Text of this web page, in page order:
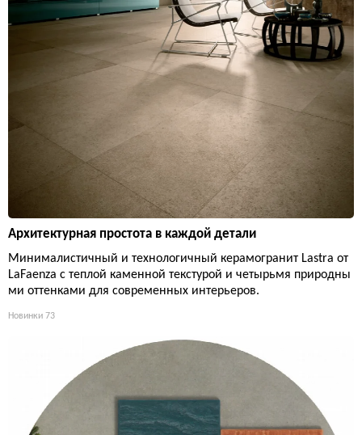
Архитектурная простота в каждой детали
Минималистичный и технологичный керамогранит Lastra от
LaFaenza с теплой каменной текстурой и четырьмя природны
ми оттенками для современных интерьеров.
Новинки 73